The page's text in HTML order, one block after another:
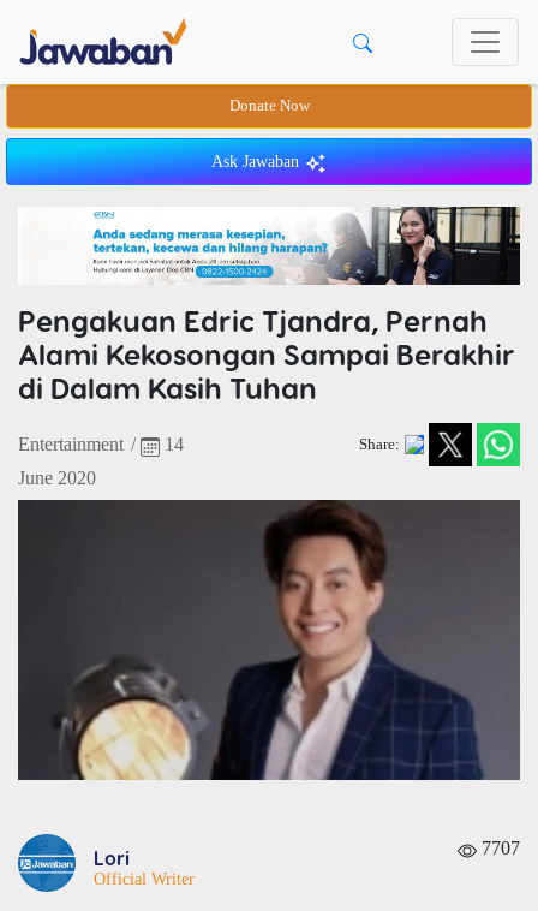
Donate Now
Ask Jawaban
Pengakuan Edric Tjandra, Pernah
Alami Kekosongan Sampai Berakhir
di Dalam Kasih Tuhan
Entertainment /
14
June 2020
Share:
Lori
Official Writer
7707